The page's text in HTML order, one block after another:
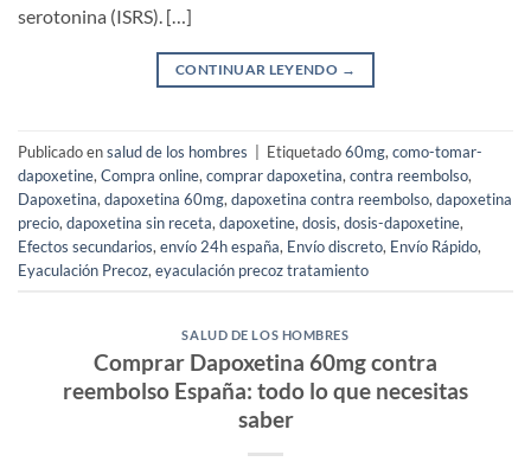
serotonina (ISRS). […]
CONTINUAR LEYENDO →
Publicado ensalud de los hombres Etiquetado60mg, como-tomar-
dapoxetine, Compra online, comprar dapoxetina, contra reembolso,
Dapoxetina, dapoxetina 60mg, dapoxetina contra reembolso, dapoxetina
precio, dapoxetina sin receta, dapoxetine, dosis, dosis-dapoxetine,
Efectos secundarios, envío 24h españa, Envío discreto, Envío Rápido,
Eyaculación Precoz, eyaculación precoz tratamiento
SALUD DE LOS HOMBRES
Comprar Dapoxetina 60mg contra
reembolso España: todo lo que necesitas
saber